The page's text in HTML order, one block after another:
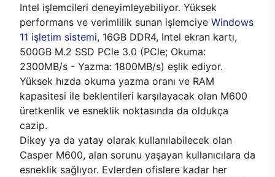
Intel işlemcileri deneyimleyebiliyor. Yüksek
performans ve verimlilik sunan işlemciye Windows
11 işletim sistemi, 16GB DDR4, Intel ekran kartı,
500GB M.2 SSD PCle 3.0 (PCle; Okuma:
2300MB/s - Yazma: 1800MB/s) eşlik ediyor.
Yüksek hızda okuma yazma oranı ve RAM
kapasitesi ile beklentileri karşılayacak olan M600
üretkenlik ve esneklik noktasında da oldukça
cazip.
Dikey ya da yatay olarak kullanılabilecek olan
Casper M600, alan sorunu yaşayan kullanıcılara da
esneklik sağlıyor. Evlerden ofislere kadar her